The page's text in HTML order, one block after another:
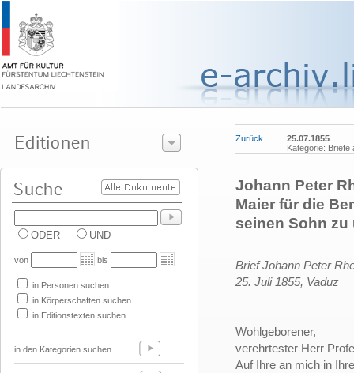
ODER UND
von bis
in Personen suchen
in Körperschaften suchen
in Editionstexten suchen
in den Kategorien suchen
Zurück
25.07.1855
Kategorie: Briefe
Johann Peter
Maier für die
seinen Sohn zu
Brief Johann Peter
25. Juli 1855, Vaduz
Wohlgeborener,
verehrtester Herr
Auf Ihre an mich in